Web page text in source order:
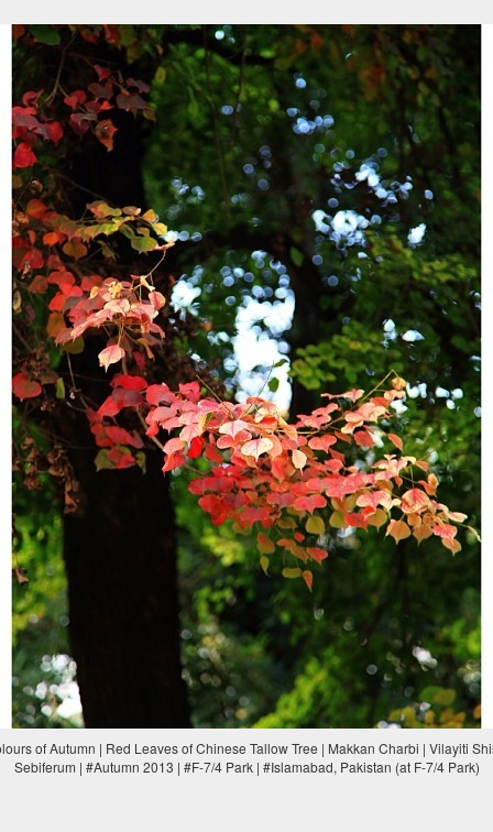
of Autumn | Red Leaves of Chinese Tallow Tree | Makkan Charbi | Vilayiti
Sebiferum | #Autumn 2013 | #F-7/4 Park | #Islamabad, Pakistan (at F-7/4 Park)